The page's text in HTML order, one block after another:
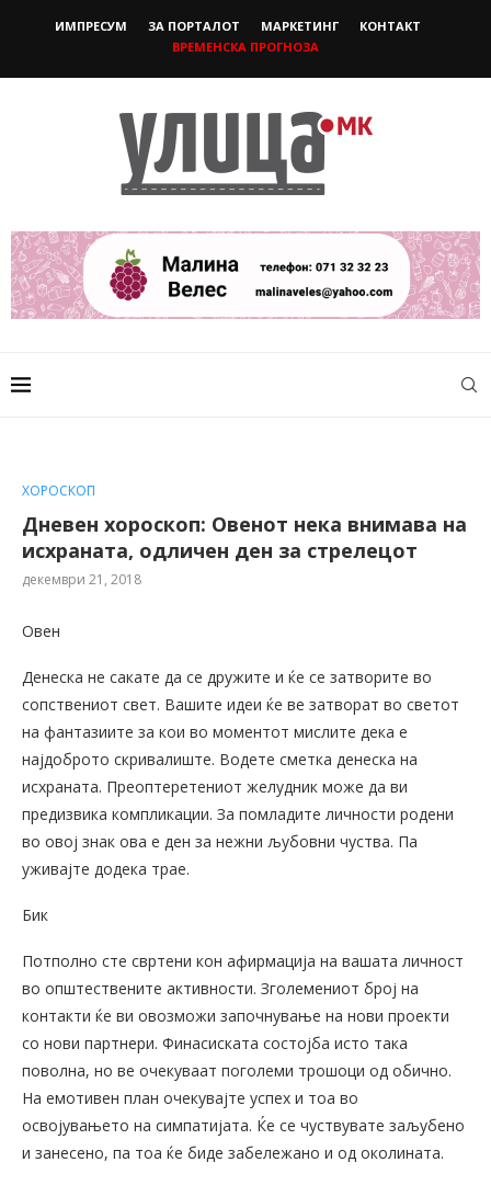
ИМПРЕСУМ ЗА ПОРТАЛОТ МАРКЕТИНГ
КОНТАКТ
ВРЕМЕНСКА ПРОГНОЗА
ХОРОСКОП
Дневен хороскоп: Овенот нека внимава на
исхраната, одличен ден за стрелецот
декември 21, 2018
Овен
Денеска не сакате да се дружите и ќе се затворите во
сопствениот свет. Вашите идеи ќе ве затворат во светот
на фантазиите за кои во моментот мислите дека е
најдоброто скривалиште. Водете сметка денеска на
исхраната. Преоптеретениот желудник може да ви
предизвика компликации. За помладите личности родени
во овој знак ова е ден за нежни љубовни чуства. Па
уживајте додека трае.
Бик
Потполно сте свртени кон афирмација на вашата личност
во општествените активности. Зголемениот број на
контакти ќе ви овозможи започнување на нови проекти
со нови партнери. Финасиската состојба исто така
поволна, но ве очекуваат поголеми трошоци од обично.
На емотивен план очекувајте успех и тоа во
освојувањето на симпатијата. Ќе се чуствувате заљубено
и занесено, па тоа ќе биде забележано и од околината.